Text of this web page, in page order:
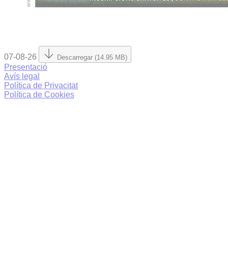
07-08-26 Descarregar (14.95 MB)
Presentació
Avís legal
Política de Privacitat
Política de Cookies